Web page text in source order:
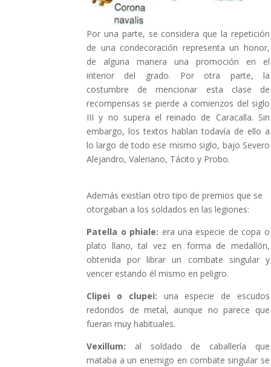
Por una parte, se considera que la repetición
de una condecoración representa un honor,
de alguna manera una promoción en el
interior del grado. Por otra parte, la
costumbre de mencionar esta clase de
recompensas se pierde a comienzos del siglo
III y no supera el reinado de Caracalla. Sin
embargo, los textos hablan todavía de ello a
lo largo de todo ese mismo siglo, bajo Severo
Alejandro, Valeriano, Tácito y Probo.
Además existían otro tipo de premios que se
otorgaban a los soldados en las legiones:
Patella o phiale: era una especie de copa o
plato llano, tal vez en forma de medallón,
obtenida por librar un combate singular y
vencer estando él mismo en peligro.
Clipei o clupei: una especie de escudos
redondos de metal, aunque no parece que
fueran muy habituales.
Vexillum: al soldado de caballería que
mataba a un enemigo en combate singular se